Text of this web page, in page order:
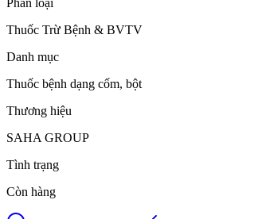
Phân loại
Thuốc Trừ Bệnh & BVTV
Danh mục
Thuốc bệnh dạng cốm, bột
Thương hiệu
SAHA GROUP
Tình trạng
Còn hàng